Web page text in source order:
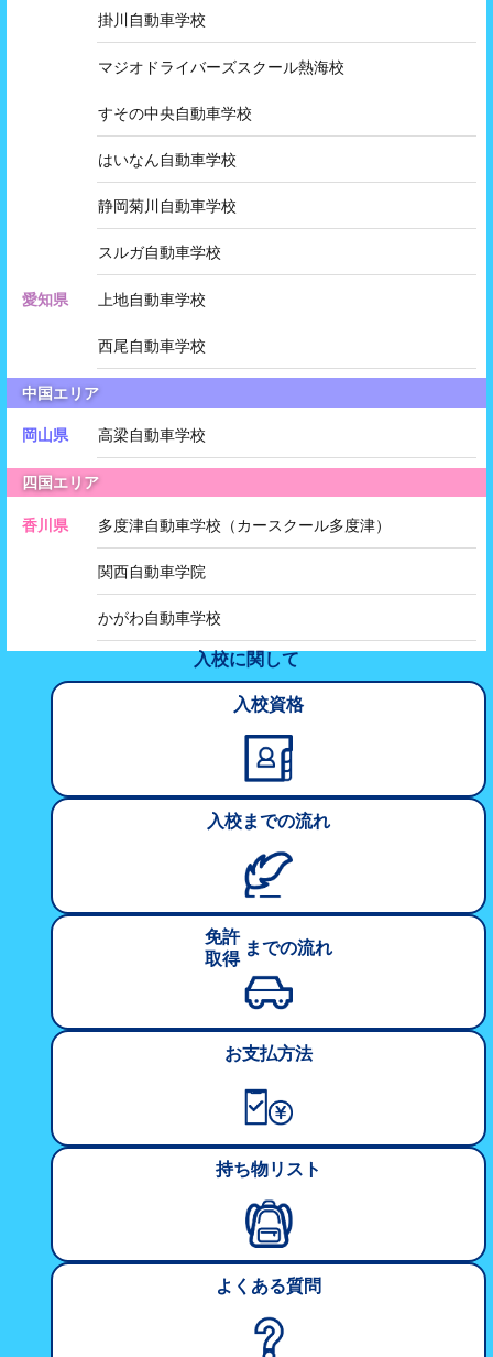
掛川自動車学校
マジオドライバーズスクール熱海校
すその中央自動車学校
はいなん自動車学校
静岡菊川自動車学校
スルガ自動車学校
愛知県 上地自動車学校
西尾自動車学校
中国エリア
岡山県 高梁自動車学校
四国エリア
香川県 多度津自動車学校（カースクール多度津）
関西自動車学院
かがわ自動車学校
入校に関して
入校資格
入校までの流れ
免許
取得
までの流れ
お支払方法
持ち物リスト
よくある質問